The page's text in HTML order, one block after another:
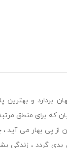
و بهترین
برای منطق مرتبه
از پی بهار می آید
بدی گردد ، زندگی